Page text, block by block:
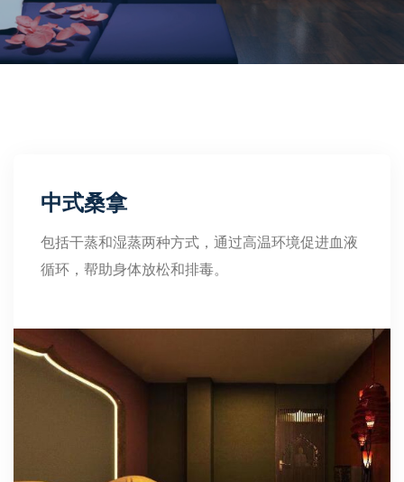
中式桑拿
包括干蒸和湿蒸两种方式，通过高温环境促进血液
循环，帮助身体放松和排毒。